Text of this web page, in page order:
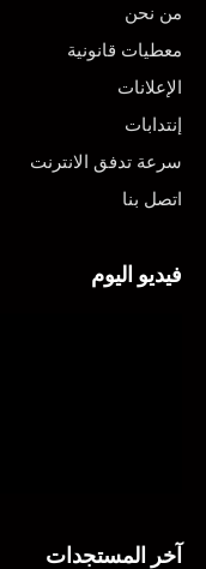
من نحن
معطيات قانونية
الإعلانات
إنتدابات
سرعة تدفق الانترنت
اتصل بنا
فيديو اليوم
آخر المستجدات